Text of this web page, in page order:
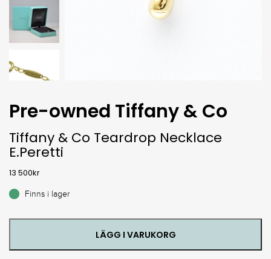
Pre-owned Tiffany & Co
Tiffany & Co Teardrop Necklace
E.Peretti
13 500kr
Finns i lager
LÄGG I VARUKORG